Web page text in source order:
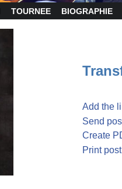
TOURNEE BIOGRAPHIE
Add the
Send
Create
Print post